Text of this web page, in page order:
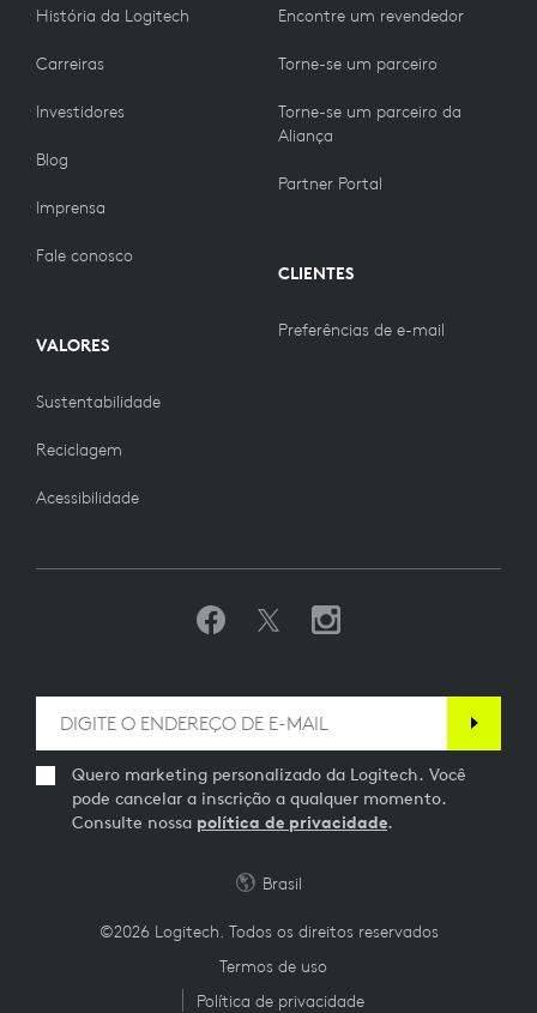
História da Logitech
Carreiras
Investidores
Blog
Imprensa
Fale conosco
VALORES
Sustentabilidade
Reciclagem
Acessibilidade
Encontre um revendedor
Torne-se um parceiro
Torne-se um parceiro da
Aliança
Partner Portal
CLIENTES
Preferências de e-mail
Quero marketing personalizado da Logitech. Você
pode cancelar a inscrição a qualquer momento.
Consulte nossa política de privacidade.
©2026 Logitech. Todos os direitos reservados
Termos de uso
Política de privacidade
Brasil